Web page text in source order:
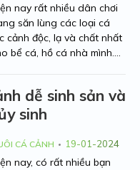
nay rất nhiều dân chơi
săn lùng các loại cá
cảnh độc, lạ và chất nhất
bể cá, hồ cá nhà mình.
lóc kiểng đẹp mắt và ấn
nhất qua bài viết dưới
nhé!
dễ sinh sản và
sinh
CÁ CẢNH 19-01-2024
nay, có rất nhiều bạn